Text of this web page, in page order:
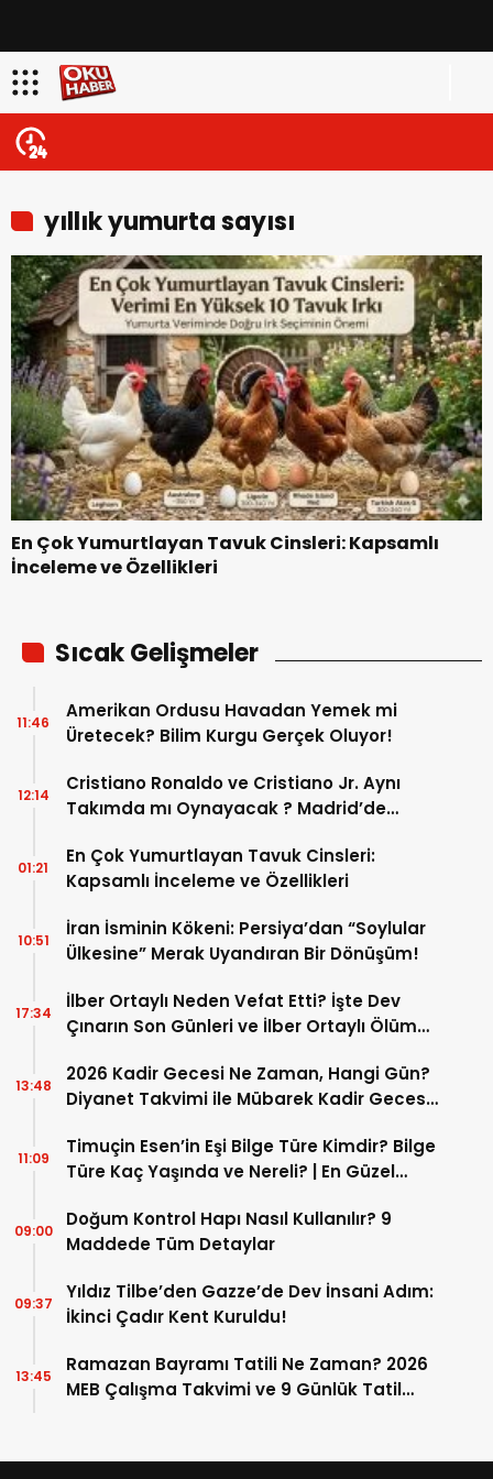
yıllık yumurta sayısı
En Çok Yumurtlayan Tavuk Cinsleri: Kapsamlı
İnceleme ve Özellikleri
Sıcak Gelişmeler
Amerikan Ordusu Havadan Yemek mi
Üretecek? Bilim Kurgu Gerçek Oluyor!
11:46
Cristiano Ronaldo ve Cristiano Jr. Aynı
Takımda mı Oynayacak ? Madrid’de
12:14
En Çok Yumurtlayan Tavuk Cinsleri:
Kapsamlı İnceleme ve Özellikleri
01:21
İran İsminin Kökeni: Persiya’dan “Soylular
Ülkesine” Merak Uyandıran Bir Dönüşüm!
10:51
İlber Ortaylı Neden Vefat Etti? İşte Dev
Çınarın Son Günleri ve İlber Ortaylı Ölüm
17:34
2026 Kadir Gecesi Ne Zaman, Hangi Gün?
Diyanet Takvimi ile Mübarek Kadir Gecesi
13:48
Timuçin Esen’in Eşi Bilge Türe Kimdir? Bilge
Türe Kaç Yaşında ve Nereli? | En Güzel
11:09
Doğum Kontrol Hapı Nasıl Kullanılır? 9
Maddede Tüm Detaylar
09:00
Yıldız Tilbe’den Gazze’de Dev İnsani Adım:
İkinci Çadır Kent Kuruldu!
09:37
Ramazan Bayramı Tatili Ne Zaman? 2026
MEB Çalışma Takvimi ve 9 Günlük Tatil
13:45